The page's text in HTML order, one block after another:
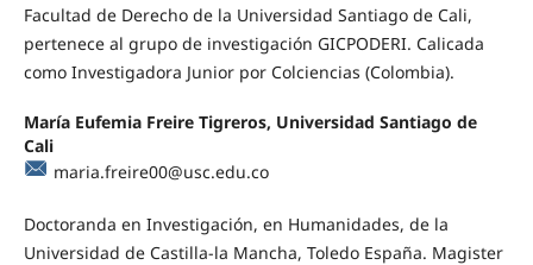
Facultad de Derecho de la Universidad Santiago de Cali,
pertenece al grupo de investigación GICPODERI. Calicada
como Investigadora Junior por Colciencias (Colombia).
María Eufemia Freire Tigreros, Universidad Santiago de
Cali
maria.freire00@usc.edu.co
Doctoranda en Investigación, en Humanidades, de la
Universidad de Castilla-la Mancha, Toledo España. Magister